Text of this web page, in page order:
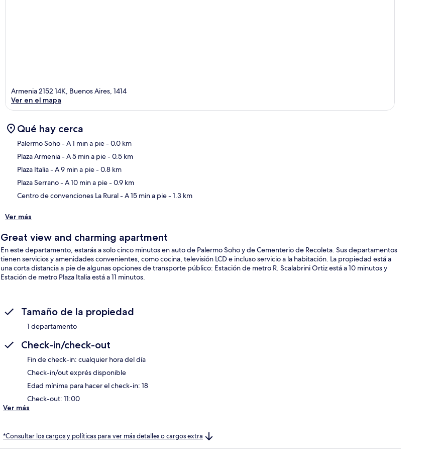
Armenia 2152 14K, Buenos Aires, 1414
Ver en el mapa
Qué hay cerca
Palermo Soho- A 1 min a pie- 0.0 km
Plaza Armenia- A 5 min a pie- 0.5 km
Plaza Italia- A 9 min a pie- 0.8 km
Plaza Serrano- A 10 min a pie- 0.9 km
Centro de convenciones La Rural- A 15 min a pie- 1.3 km
Ver más
Great view and charming apartment
En este departamento, estarás a solo cinco minutos en auto de Palermo Soho y de Cementerio de Recoleta. Sus departamentos
tienen servicios y amenidades convenientes, como cocina, televisión LCD e incluso servicio a la habitación. La propiedad está a
una corta distancia a pie de algunas opciones de transporte público: Estación de metro R. Scalabrini Ortiz está a 10 minutos y
Estación de metro Plaza Italia está a 11 minutos.
Tamaño de la propiedad
1 departamento
Check-in/check-out
Fin de check-in: cualquier hora del día
Check-in/out exprés disponible
Edad mínima para hacer el check-in: 18
Check-out: 11:00
Ver más
*Consultar los cargos y políticas para ver más detalles o cargos extra